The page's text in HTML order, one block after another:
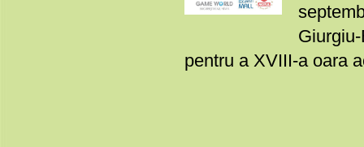
pentru a XVIII-a oara